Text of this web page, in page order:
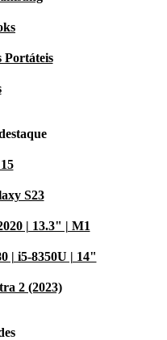
Portáteis
S23
| 13.3" | M1
| i5-8350U | 14"
2 (2023)